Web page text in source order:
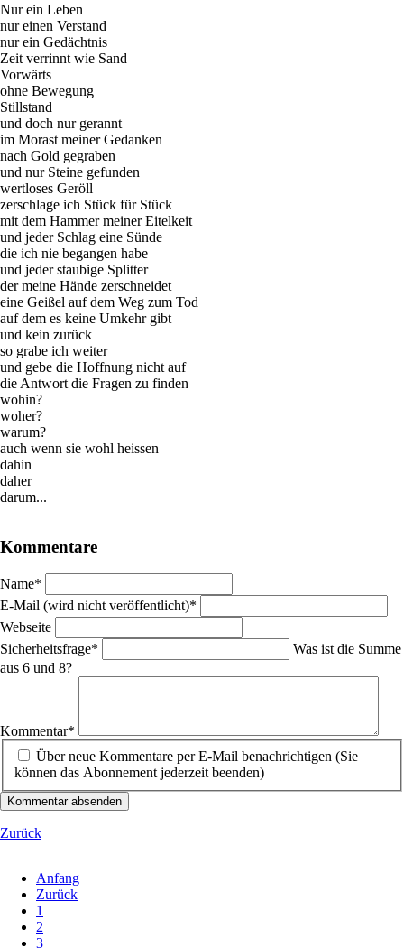
Nur ein Leben
nur einen Verstand
nur ein Gedächtnis
Zeit verrinnt wie Sand
Vorwärts
ohne Bewegung
Stillstand
und doch nur gerannt
im Morast meiner Gedanken
nach Gold gegraben
und nur Steine gefunden
wertloses Geröll
zerschlage ich Stück für Stück
mit dem Hammer meiner Eitelkeit
und jeder Schlag eine Sünde
die ich nie begangen habe
und jeder staubige Splitter
der meine Hände zerschneidet
eine Geißel auf dem Weg zum Tod
auf dem es keine Umkehr gibt
und kein zurück
so grabe ich weiter
und gebe die Hoffnung nicht auf
die Antwort die Fragen zu finden
wohin?
woher?
warum?
auch wenn sie wohl heissen
dahin
daher
darum...
Kommentare
Pflichtfeld
Name*
Pflichtfeld
E-Mail (wird nicht veröffentlicht)*
Webseite
Pflichtfeld
Sicherheitsfrage*
Was ist die Summe
aus 6 und 8?
Kommentar*
Über neue Kommentare per E-Mail benachrichtigen (Sie
können das Abonnement jederzeit beenden)
Kommentar absenden
Zurück
Anfang
Zurück
1
2
3